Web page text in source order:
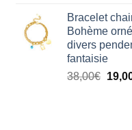
initial
était :
Bracelet
Bohème
divers
fantaisie
38,00€ Le